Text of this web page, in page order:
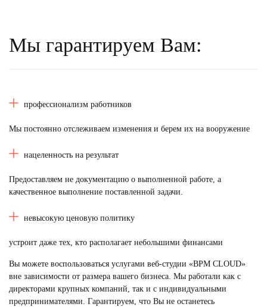
Мы гарантируем Вам:
профессионализм работников
Мы постоянно отслеживаем изменения и берем их на вооружение
нацеленность на результат
Предоставляем не документацию о выполненной работе, а
качественное выполнение поставленной задачи.
невысокую ценовую политику
устроит даже тех, кто располагает небольшими финансами
Вы можете воспользоваться услугами веб-студии «BPM CLOUD»
вне зависимости от размера вашего бизнеса. Мы работали как с
директорами крупных компаний, так и с индивидуальными
предпринимателями. Гарантируем, что Вы не останетесь